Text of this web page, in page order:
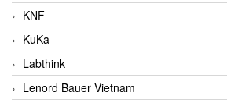
KNF
KuKa
Labthink
Lenord Bauer Vietnam